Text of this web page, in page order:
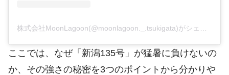
ここでは、なぜ「新潟135号」が猛暑に負けないの
か、その強さの秘密を3つのポイントから分かりや